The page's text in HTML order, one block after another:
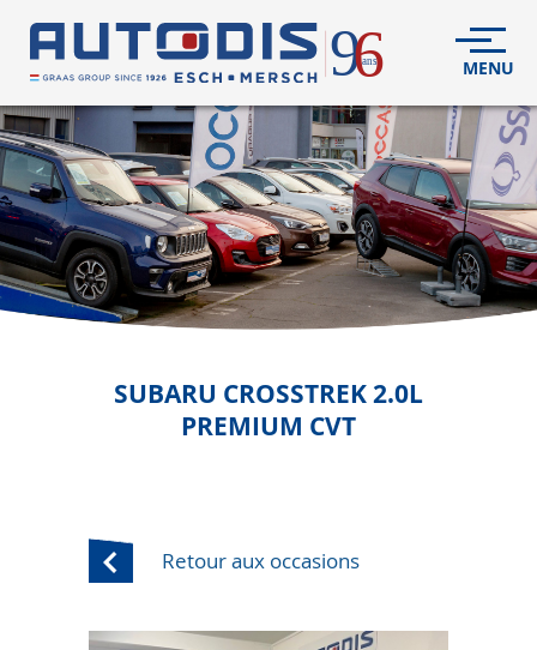
VÉHICULES NEUFS
VÉHICULESD'OCCASION
DÉCOUVREZNOUS
S.A.V.
SUBARU CROSSTREK 2.0L
PREMIUM CVT
Retour aux occasions